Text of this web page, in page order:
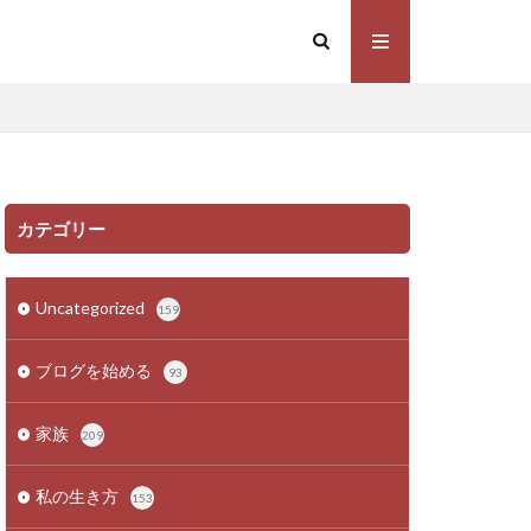
カテゴリー
Uncategorized 159
ブログを始める 93
家族 209
私の生き方 153